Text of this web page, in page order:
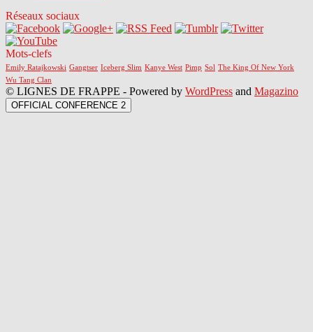
Réseaux sociaux
Mots-clefs
Emily Ratajkowski Gangtser Iceberg Slim Kanye West Pimp Sol The King Of New York
Wu Tang Clan
© LIGNES DE FRAPPE - Powered by WordPress and Magazino
OFFICIAL CONFERENCE 2